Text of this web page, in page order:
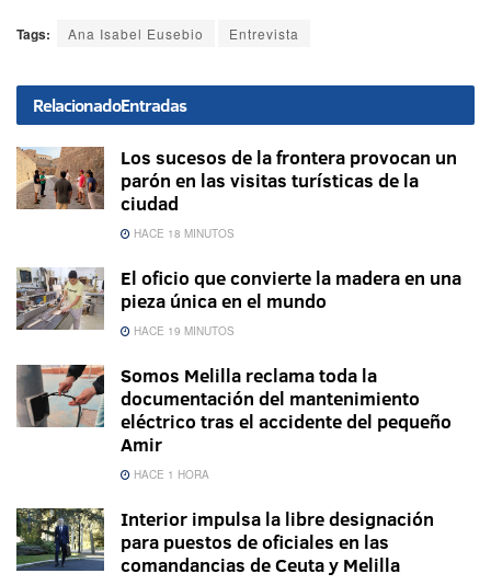
Tags: Ana Isabel Eusebio Entrevista
RelacionadoEntradas
Los sucesos de la frontera provocan un
parón en las visitas turísticas de la
ciudad
HACE 18 MINUTOS
El oficio que convierte la madera en una
pieza única en el mundo
HACE 19 MINUTOS
Somos Melilla reclama toda la
documentación del mantenimiento
eléctrico tras el accidente del pequeño
Amir
HACE 1 HORA
Interior impulsa la libre designación
para puestos de oficiales en las
comandancias de Ceuta y Melilla